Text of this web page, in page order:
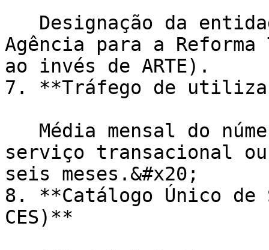
Agência para a
ao invés de ARTE).
7. **Tráfego de
serviço transacional
seis meses.&#x20;
8. **Catálogo Único
CES)**